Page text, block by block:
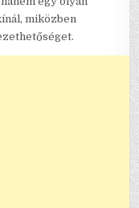
miközben